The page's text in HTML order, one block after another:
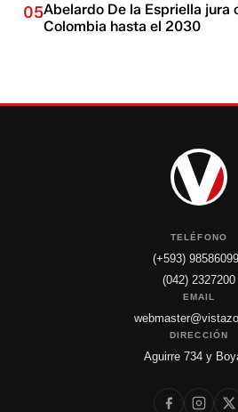
05Abelardo De la Espriella jura
Colombia hasta el 2030
TELÉFONO
(+593)
(042) 2327200
EMAIL
DIRECCIÓN
Aguirre 734 y